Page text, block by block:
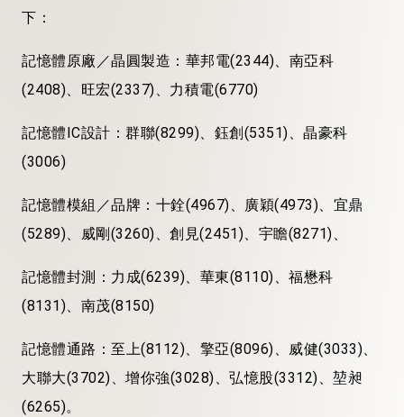
下：
記憶體原廠／晶圓製造：華邦電(2344)、南亞科
(2408)、旺宏(2337)、力積電(6770)
記憶體IC設計：群聯(8299)、鈺創(5351)、晶豪科
(3006)
記憶體模組／品牌：十銓(4967)、廣穎(4973)、宜鼎
(5289)、威剛(3260)、創見(2451)、宇瞻(8271)、
記憶體封測：力成(6239)、華東(8110)、福懋科
(8131)、南茂(8150)
記憶體通路：至上(8112)、擎亞(8096)、威健(3033)、
大聯大(3702)、增你強(3028)、弘憶股(3312)、堃昶
(6265)。